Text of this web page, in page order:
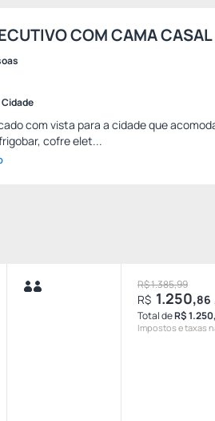
COM CAMA CASAL
com vista para a cidade que
cofre elet...
R$ 1.385,99
R$ 1.250,86
Total deR$
Impostos e taxas